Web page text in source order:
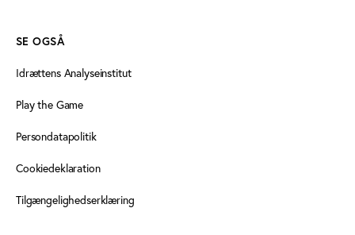
SE OGSÅ
Idrættens Analyseinstitut
Play the Game
Persondatapolitik
Cookiedeklaration
Tilgængelighedserklæring